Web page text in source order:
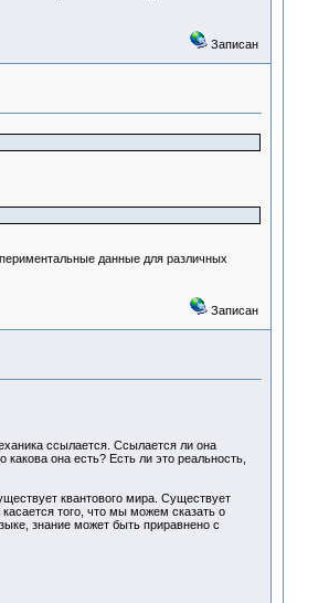
Записан
данные для различных
Записан
ссылается. Ссылается ли она
она есть? Есть ли это реальность,
квантового мира. Существует
того, что мы можем сказать о
знание может быть приравнено с